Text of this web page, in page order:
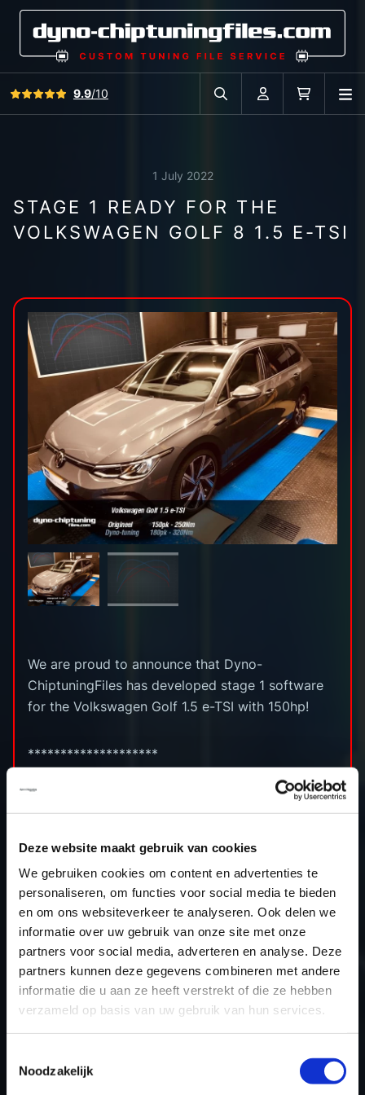
Deze website maakt gebruik van cookies
We gebruiken cookies om content en advertenties te
personaliseren, om functies voor social media te bieden
en om ons websiteverkeer te analyseren. Ook delen we
informatie over uw gebruik van onze site met onze
partners voor social media, adverteren en analyse. Deze
partners kunnen deze gegevens combineren met andere
informatie die u aan ze heeft verstrekt of die ze hebben
verzameld op basis van uw gebruik van hun services.
Noodzakelijk
View all reviews9.9/10
Search in car database
Account Cart
1 July 2022
STAGE 1 READY FOR THE
VOLKSWAGEN GOLF 8 1.5 E-TSI
We are proud to announce that Dyno-
ChiptuningFiles has developed stage 1 software
for the Volkswagen Golf 1.5 e-TSI with 150hp!
********************
Bore x stroke: 74.5 x 85.9 (mm)
Compression ratio: 12.5 (:1)
Power output: 180hp
Torque approx: 250nm
Torque output: 320nm